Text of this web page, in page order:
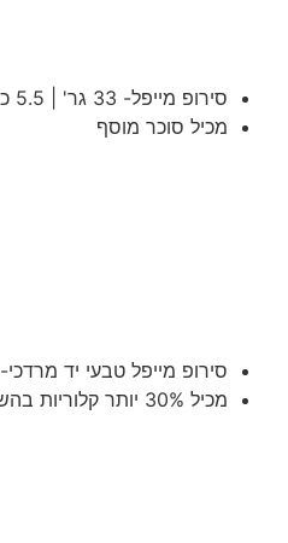
סירופ מייפל- 33 גר' | 5.5 כפיות
מכיל סוכר מוסף
סירופ מייפל טבעי יד מרדכי- 35 גר' | 7 כפיות
מכיל 30% יותר קלוריות בהשוואה למוצרים הדומים